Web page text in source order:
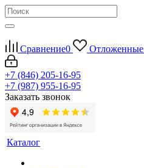
Сравнение0 Отложенные
+7 (846) 205-16-95
+7 (987) 955-16-95
Заказать звонок
Каталог